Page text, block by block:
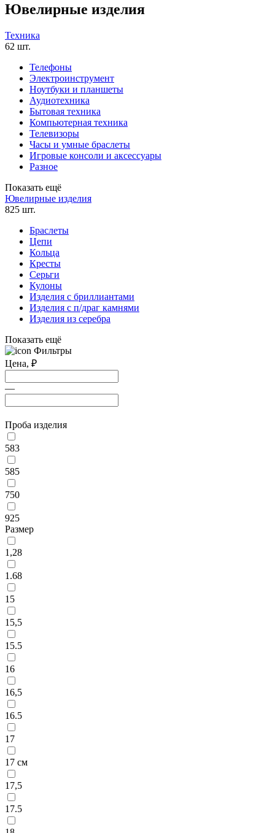
Ювелирные изделия
Техника
62 шт.
Телефоны
Электроинструмент
Ноутбуки и планшеты
Аудиотехника
Бытовая техника
Компьютерная техника
Телевизоры
Часы и умные браслеты
Игровые консоли и аксессуары
Разное
Показать ещё
Ювелирные изделия
825 шт.
Браслеты
Цепи
Кольца
Кресты
Серьги
Кулоны
Изделия с бриллиантами
Изделия с п/драг камнями
Изделия из серебра
Показать ещё
Фильтры
Цена, ₽
—
Проба изделия
583
585
750
925
Размер
1,28
1.68
15
15,5
15.5
16
16,5
16.5
17
17 см
17,5
17.5